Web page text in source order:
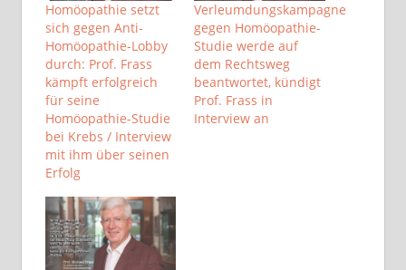
Homöopathie setzt
sich gegen Anti-
Homöopathie-Lobby
durch: Prof. Frass
kämpft erfolgreich
für seine
Homöopathie-Studie
bei Krebs / Interview
mit ihm über seinen
Erfolg
Verleumdungskampagne
gegen Homöopathie-
Studie werde auf
dem Rechtsweg
beantwortet, kündigt
Prof. Frass in
Interview an